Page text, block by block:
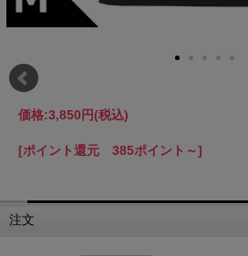
価格:3,850円(税込)
[ポイント還元 385ポイント～]
注文